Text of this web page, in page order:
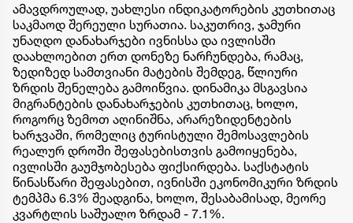
ამავდროულად, უახლესი ინდიკატორების კუთხითაც
საკმაოდ შერეული სურათია. საკუთრივ, ჯამური
უნაღდო დანახარჯები ივნისსა და ივლისში
დაახლოებით ერთ დონეზე ნარჩუნდება, რამაც,
ზედიზედ სამთვიანი მატების შემდეგ, წლიური
ზრდის შენელება გამოიწვია. დინამიკა მსგავსია
მიგრანტების დანახარჯების კუთხითაც, ხოლო,
როგორც ზემოთ აღინიშნა, არარეზიდენტების
ხარჯვაში, რომელიც ტურისტული შემოსავლების
რეალურ დროში შეფასებისთვის გამოიყენება,
ივლისში გაუმჯობესება ფიქსირდება. საქსტატის
წინასწარი შეფასებით, ივნისში ეკონომიკური ზრდის
ტემპმა 6.3% შეადგინა, ხოლო, შესაბამისად, მეორე
კვარტლის საშუალო ზრდამ - 7.1%.